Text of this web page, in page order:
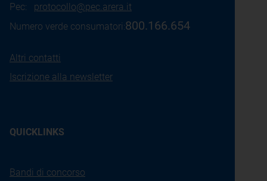
Pec: protocollo@pec.arera.it
Numero verde consumatori:800.166.654
Altri contatti
Iscrizione alla newsletter
QUICKLINKS
Bandi di concorso